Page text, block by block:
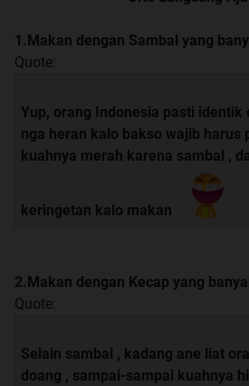
1.Makan dengan Sambal yang
Quote:
Yup, orang Indonesia pasti identik
nga heran kalo bakso wajib harus
kuahnya merah karena sambal ,
keringetan kalo makan
2.Makan dengan Kecap yang
Quote:
Selain sambal , kadang ane liat
doang , sampai-sampai kuahnya